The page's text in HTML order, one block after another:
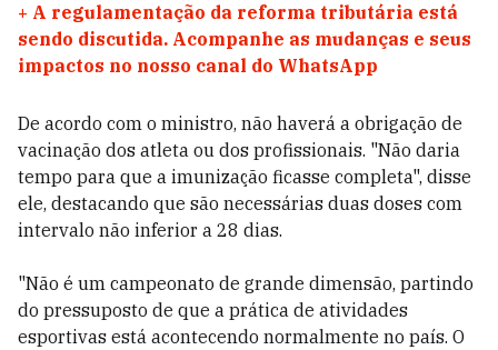
+ A regulamentação da reforma tributária está
sendo discutida. Acompanhe as mudanças e seus
impactos no nosso canal do WhatsApp
De acordo com o ministro, não haverá a obrigação de
vacinação dos atleta ou dos profissionais. "Não daria
tempo para que a imunização ficasse completa", disse
ele, destacando que são necessárias duas doses com
intervalo não inferior a 28 dias.
"Não é um campeonato de grande dimensão, partindo
do pressuposto de que a prática de atividades
esportivas está acontecendo normalmente no país. O